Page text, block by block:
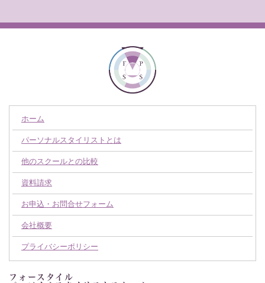
ホーム
パーソナルスタイリストとは
他のスクールとの比較
資料請求
お申込・お問合せフォーム
会社概要
プライバシーポリシー
フォースタイル